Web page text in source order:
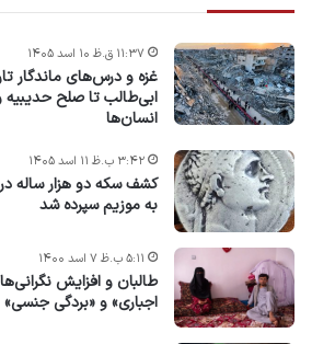
غزه و درس‌های ماندگار
ابی‌طالب تا صلح
انسان‌ها
۱۱:۳۷ ق.ظ ۱۰ اسد ۱۴۰۵
کشف سکه دو هزار ساله در
به موزیم سپرده شد
۳:۴۲ ب.ظ ۱۱ اسد ۱۴۰۵
طالبان و افزایش
اجباری» و «بردگی جنسی»
۵:۱۱ ب.ظ ۷ اسد ۱۴۰۰